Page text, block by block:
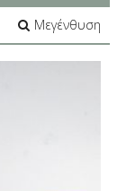
Μεγένθυση